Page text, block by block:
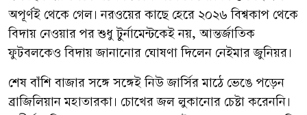
অপূর্ণই থেকে গেল। নরওয়ের কাছে হেরে ২০২৬ বিশ্বকাপ থেকে
বিদায় নেওয়ার পর শুধু টুর্নামেন্টকেই নয়, আন্তর্জাতিক
ফুটবলকেও বিদায় জানানোর ঘোষণা দিলেন নেইমার জুনিয়র।
শেষ বাঁশি বাজার সঙ্গে সঙ্গেই নিউ জার্সির মাঠে ভেঙে পড়েন
ব্রাজিলিয়ান মহাতারকা। চোখের জল লুকানোর চেষ্টা করেননি।